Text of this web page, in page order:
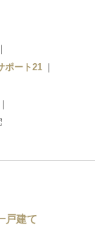
ポート21
戸建て